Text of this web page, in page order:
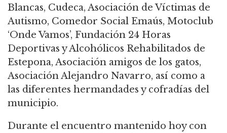
Blancas, Cudeca, Asociación de Víctimas de
Autismo, Comedor Social Emaús, Motoclub
‘Onde Vamos’, Fundación 24 Horas
Deportivas y Alcohólicos Rehabilitados de
Estepona, Asociación amigos de los gatos,
Asociación Alejandro Navarro, así como a
las diferentes hermandades y cofradías del
municipio.
Durante el encuentro mantenido hoy con